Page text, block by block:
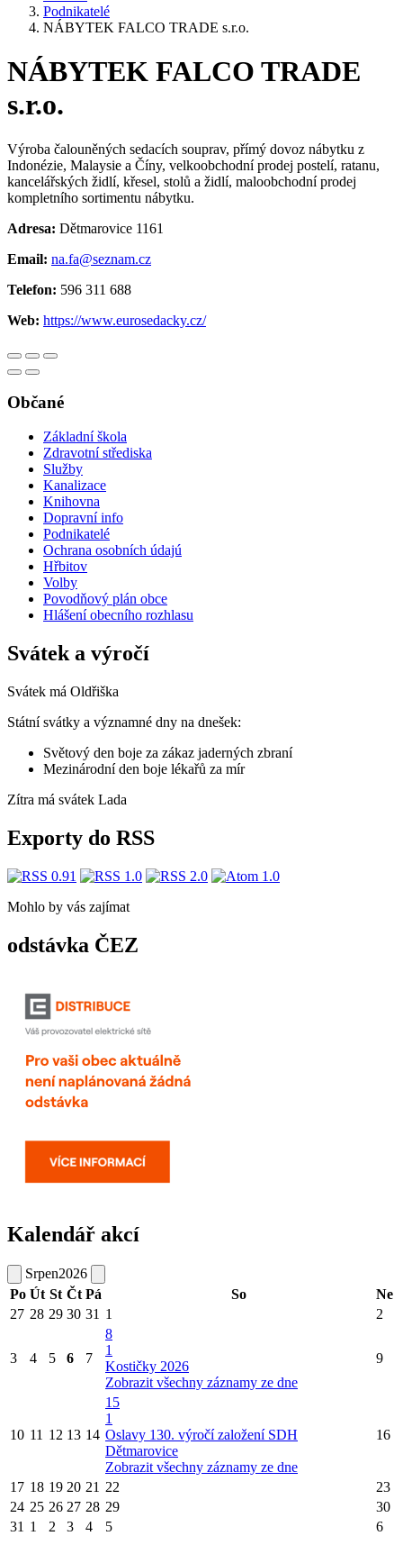
Podnikatelé
NÁBYTEK FALCO TRADE s.r.o.
NÁBYTEK FALCO TRADE
s.r.o.
Výroba čalouněných sedacích souprav, přímý dovoz nábytku z
Indonézie, Malaysie a Číny, velkoobchodní prodej postelí, ratanu,
kancelářských židlí, křesel, stolů a židlí, maloobchodní prodej
kompletního sortimentu nábytku.
Adresa: Dětmarovice 1161
Email: na.fa@seznam.cz
Telefon: 596 311 688
Web: https://www.eurosedacky.cz/
Občané
Základní škola
Zdravotní střediska
Služby
Kanalizace
Knihovna
Dopravní info
Podnikatelé
Ochrana osobních údajú
Hřbitov
Volby
Povodňový plán obce
Hlášení obecního rozhlasu
Svátek a výročí
Svátek má Oldřiška
Státní svátky a významné dny na dnešek:
Světový den boje za zákaz jaderných zbraní
Mezinárodní den boje lékařů za mír
Zítra má svátek Lada
Exporty do RSS
Mohlo by vás zajímat
odstávka ČEZ
Kalendář akcí
Srpen2026
Po Út St Čt Pá So
Ne
27 28 29 30 31 1 2
3 4 5 6 7
8
1
Kostičky 2026
Zobrazit všechny záznamy ze dne
9
10 11 12 13 14
15
1
Oslavy 130. výročí založení SDH
Dětmarovice
Zobrazit všechny záznamy ze dne
16
17 18 19 20 21 22
23
24 25 26 27 28 29
30
31 1 2 3 4 5 6